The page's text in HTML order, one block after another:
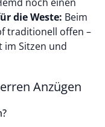
die Weste:
traditionell offen –
im Sitzen und
Anzügen